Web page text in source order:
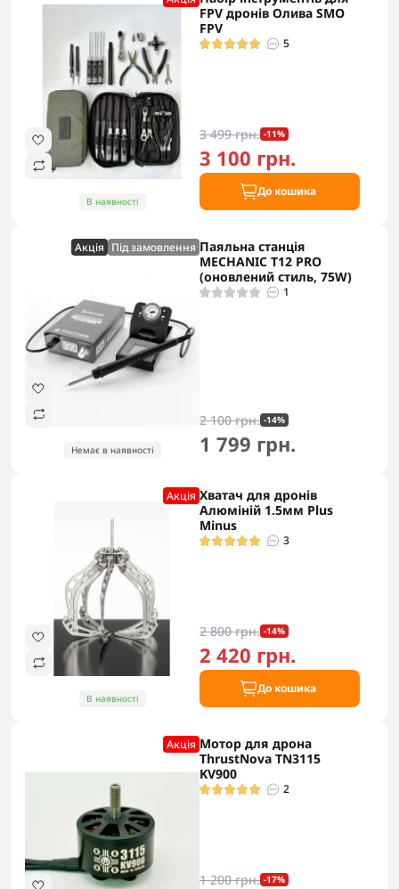
В наявності
FPV дронів Олива SMO
FPV
5
3 499 грн. -11%
3 100 грн.
До кошика
Акцiя Під замовлення
Немає в наявності
Паяльна станція
MECHANIC T12 PRO
(оновлений стиль, 75W)
1
2 100 грн. -14%
1 799 грн.
Акцiя
В наявності
Хватач для дронів
Алюміній 1.5мм Plus
Minus
3
2 800 грн. -14%
2 420 грн.
До кошика
Акцiя Мотор для дрона
ThrustNova TN3115
KV900
2
1 200 грн. -17%